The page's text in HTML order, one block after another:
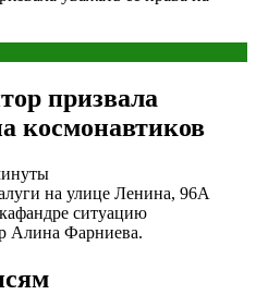
призвала
космонавтиков
на улице Ленина, 96А
ситуацию
Алина Фарниева.